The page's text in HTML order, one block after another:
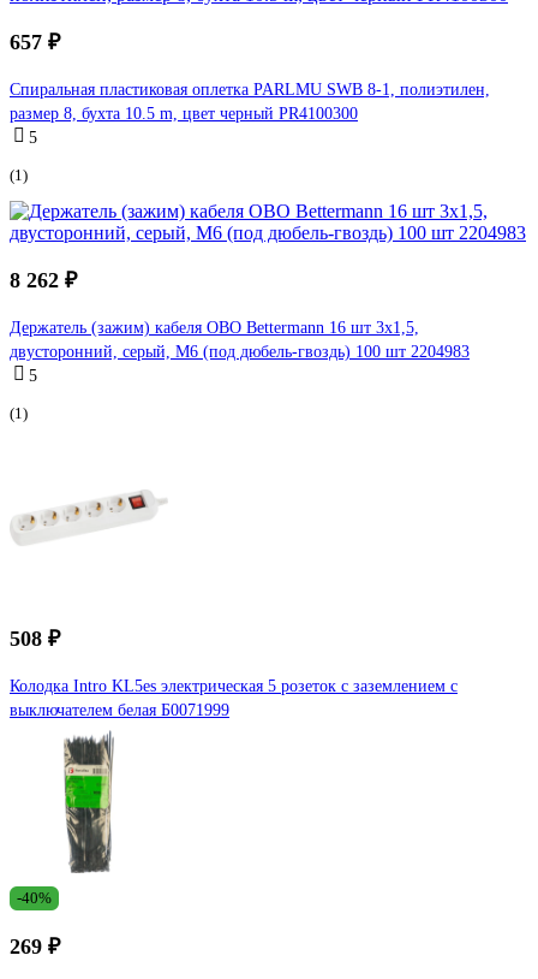
657 ₽
Спиральная пластиковая оплетка PARLMU SWB 8-1, полиэтилен,
размер 8, бухта 10.5 m, цвет черный PR4100300
5
(1)
8 262 ₽
Держатель (зажим) кабеля OBO Bettermann 16 шт 3х1,5,
двусторонний, серый, M6 (под дюбель-гвоздь) 100 шт 2204983
5
(1)
508 ₽
Колодка Intro KL5es электрическая 5 розеток с зазeмлением с
выключателем белая Б0071999
-40%
269 ₽